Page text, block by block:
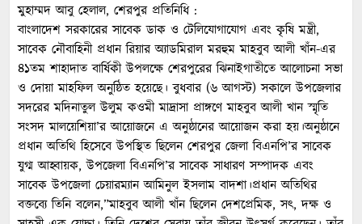
মুহাম্মদ আবু হেলাল, শেরপুর প্রতিনিধি :
বাংলাদেশ সরকারের সাবেক ডাক ও টেলিযোগাযোগ এবং কৃষি মন্ত্রী,
সাবেক নৌবাহিনী প্রধান রিয়ার অ্যাডমিরাল মরহুম মাহবুব আলী খাঁন-এর
৪১তম শাহাদাত বার্ষিকী উপলক্ষে শেরপুরের ঝিনাইগাতীতে আলোচনা সভা
ও দোয়া মাহফিল অনুষ্ঠিত হয়েছে। বুধবার (৬ আগস্ট) সকালে উপজেলার
সদরের মদিনাতুল উলুম কওমী মাদ্রাসা প্রাঙ্গণে মাহবুব আলী খান স্মৃতি
সংসদ মালয়েশিয়া’র আয়োজনে এ অনুষ্ঠানের আয়োজন করা হয়।অনুষ্ঠানে
প্রধান অতিথি হিসেবে উপস্থিত ছিলেন শেরপুর জেলা বিএনপি’র সাবেক
যুগ্ম আহ্বায়ক, উপজেলা বিএনপি’র সাবেক সাধারণ সম্পাদক এবং
সাবেক উপজেলা চেয়ারম্যান আমিনুল ইসলাম বাদশা।প্রধান অতিথির
বক্তব্যে তিনি বলেন,”মাহবুব আলী খাঁন ছিলেন দেশপ্রেমিক, সৎ, দক্ষ ও